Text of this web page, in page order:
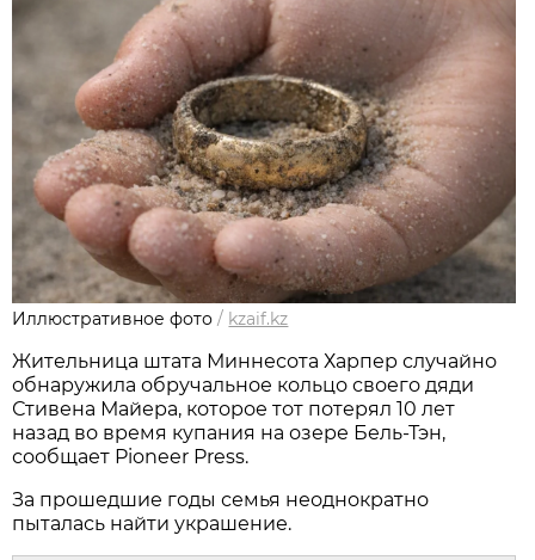
Иллюстративное фото / kzaif.kz
Жительница штата Миннесота Харпер случайно
обнаружила обручальное кольцо своего дяди
Стивена Майера, которое тот потерял 10 лет
назад во время купания на озере Бель-Тэн,
сообщает Pioneer Press.
За прошедшие годы семья неоднократно
пыталась найти украшение.